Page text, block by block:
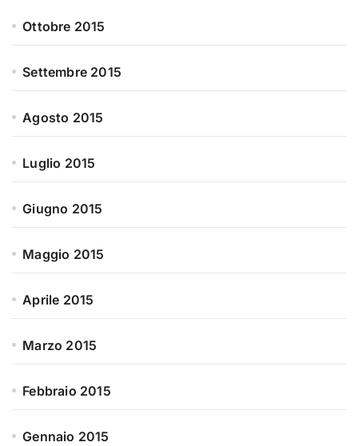
Ottobre 2015
Settembre 2015
Agosto 2015
Luglio 2015
Giugno 2015
Maggio 2015
Aprile 2015
Marzo 2015
Febbraio 2015
Gennaio 2015